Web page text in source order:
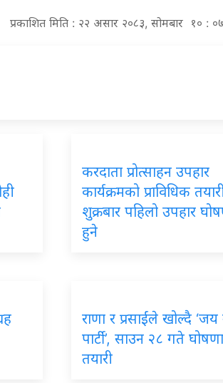
प्रकाशित मिति : २२ असार २०८३, सोमबार १० :
करदाता प्रोत्साहन उपहार
कार्यक्रमको प्राविधिक
शुक्रबार पहिलो उपहार
हुने
राणा र प्रसाईंले खोल्दै
पार्टी’, साउन २८ गते
तयारी